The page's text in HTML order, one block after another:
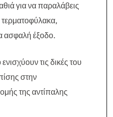
για να παραλάβεις
ασφαλή έξοδο.
τις δικές του
στην
της αντίπαλης